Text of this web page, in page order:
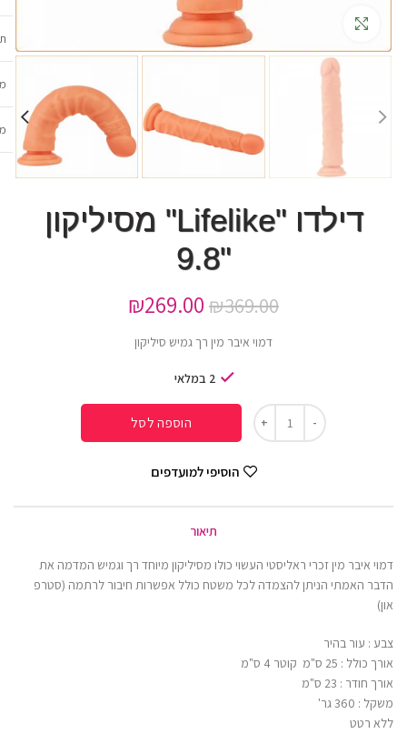
דילדו "Lifelike" מסיליקון
"9.8
₪369.00
₪269.00
דמוי איבר מין רך גמיש סיליקון
2 במלאי
הוספה לסל
הוסיפי למועדפים
תיאור
דמוי איבר מין זכרי ראליסטי העשוי כולו מסיליקון מיוחד רך וגמיש המדמה את
הדבר האמתי הניתן להצמדה לכל משטח כולל אפשרות חיבור לרתמה (סטרפ
און)
צבע : עור בהיר
אורך כולל : 25 ס"מ קוטר 4 ס"מ
אורך חודר : 23 ס"מ
משקל : 360 גר'
ללא רטט